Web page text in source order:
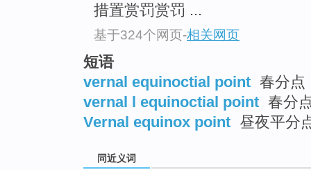
措置赏罚赏罚 ...
基于324个网页-相关网页
短语
vernal equinoctial point 春分点
vernal l equinoctial point 春分
Vernal equinox point 昼夜平分
同近义词